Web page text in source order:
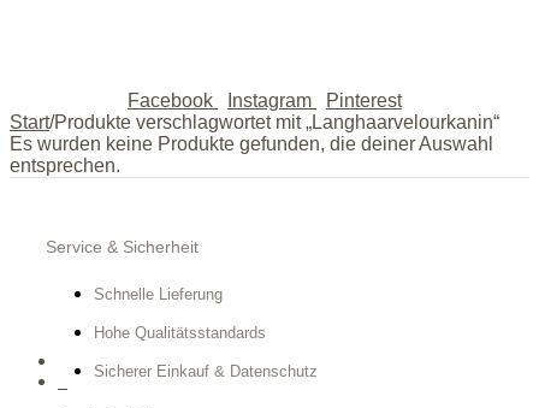
Facebook Instagram Pinterest
Start/Produkte verschlagwortet mit „Langhaarvelourkanin“
Es wurden keine Produkte gefunden, die deiner Auswahl
entsprechen.
Service & Sicherheit
Schnelle Lieferung
Hohe Qualitätsstandards
Sicherer Einkauf & Datenschutz